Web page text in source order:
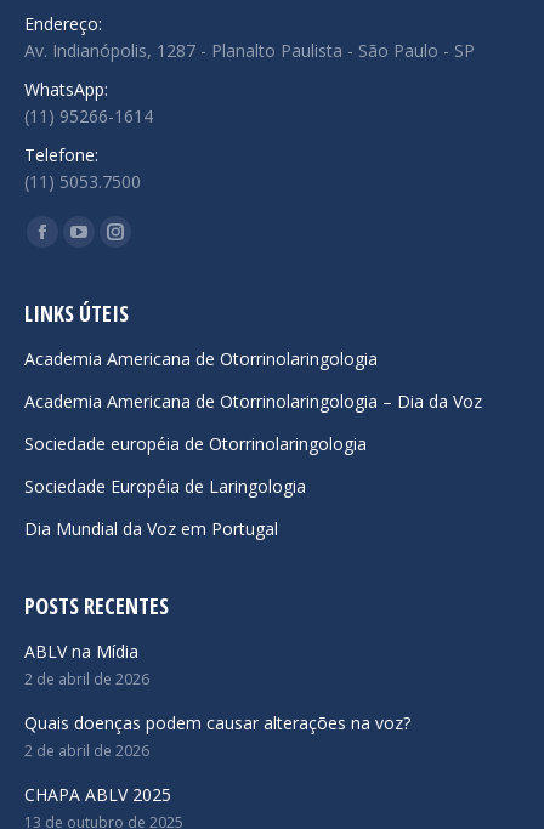
Endereço:
Av. Indianópolis, 1287 - Planalto Paulista - São Paulo - SP
WhatsApp:
(11) 95266-1614
Telefone:
(11) 5053.7500
Encontre-nos em:
Facebook
opens
new
window
YouTube
opens
new
window
Instagram
opens
new
window
LINKS ÚTEIS
Academia Americana de Otorrinolaringologia
Academia Americana de Otorrinolaringologia – Dia da Voz
Sociedade européia de Otorrinolaringologia
Sociedade Européia de Laringologia
Dia Mundial da Voz em Portugal
POSTS RECENTES
ABLV na Mídia
2 de abril de 2026
Quais doenças podem causar alterações na voz?
2 de abril de 2026
CHAPA ABLV 2025
13 de outubro de 2025